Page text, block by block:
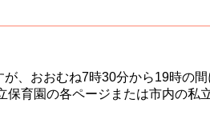
、おおむね7時30分から19時の間
保育園の各ページまたは市内の私